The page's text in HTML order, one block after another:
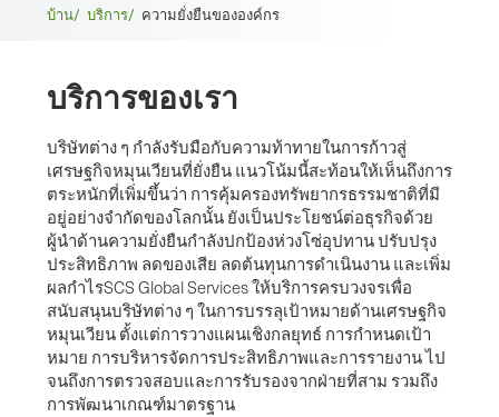
เบ
รด
ค
รัม
บ์
บ้าน/ บริการ/ ความยั่งยืนขององค์กร
บริการของเรา
บริษัทต่าง ๆ กำลังรับมือกับความท้าทายในการก้าวสู่
เศรษฐกิจหมุนเวียนที่ยั่งยืน แนวโน้มนี้สะท้อนให้เห็นถึงการ
ตระหนักที่เพิ่มขึ้นว่า การคุ้มครองทรัพยากรธรรมชาติที่มี
อยู่อย่างจำกัดของโลกนั้น ยังเป็นประโยชน์ต่อธุรกิจด้วย
ผู้นำด้านความยั่งยืนกำลังปกป้องห่วงโซ่อุปทาน ปรับปรุง
ประสิทธิภาพ ลดของเสีย ลดต้นทุนการดำเนินงาน และเพิ่ม
ผลกำไรSCS Global Services ให้บริการครบวงจรเพื่อ
สนับสนุนบริษัทต่าง ๆ ในการบรรลุเป้าหมายด้านเศรษฐกิจ
หมุนเวียน ตั้งแต่การวางแผนเชิงกลยุทธ์ การกำหนดเป้า
หมาย การบริหารจัดการประสิทธิภาพและการรายงาน ไป
จนถึงการตรวจสอบและการรับรองจากฝ่ายที่สาม รวมถึง
การพัฒนาเกณฑ์มาตรฐาน